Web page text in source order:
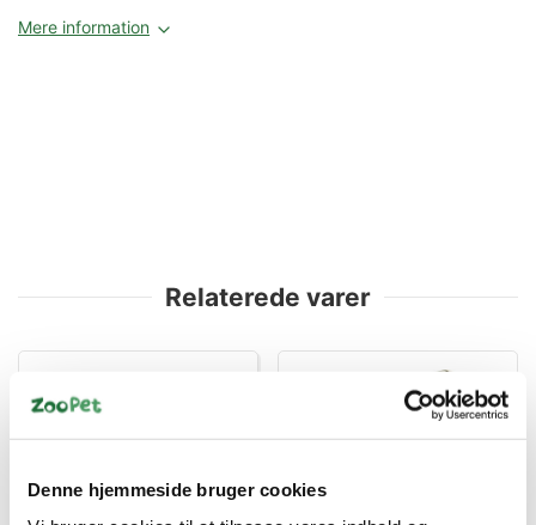
Denne hjemmeside bruger cookies
Mere information
Relaterede varer